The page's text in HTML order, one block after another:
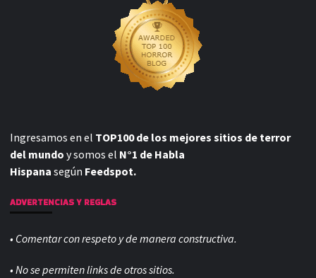
Ingresamos en el TOP100 de los mejores sitios de terror
del mundo y somos el N°1 de Habla
Hispana según Feedspot.
ADVERTENCIAS Y REGLAS
• Comentar con respeto y de manera constructiva.
• No se permiten links de otros sitios.